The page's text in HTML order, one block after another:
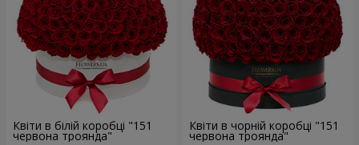
Квіти в білій коробці "151
червона троянда"
Квіти в чорній коробці "151
червона троянда"